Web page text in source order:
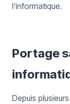
l’informatique.
Portage
Depuis